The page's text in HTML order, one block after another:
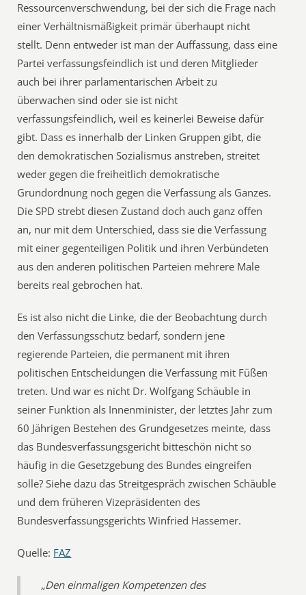
Ressourcenverschwendung, bei der sich die Frage nach
einer Verhältnismäßigkeit primär überhaupt nicht
stellt. Denn entweder ist man der Auffassung, dass eine
Partei verfassungsfeindlich ist und deren Mitglieder
auch bei ihrer parlamentarischen Arbeit zu
überwachen sind oder sie ist nicht
verfassungsfeindlich, weil es keinerlei Beweise dafür
gibt. Dass es innerhalb der Linken Gruppen gibt, die
den demokratischen Sozialismus anstreben, streitet
weder gegen die freiheitlich demokratische
Grundordnung noch gegen die Verfassung als Ganzes.
Die SPD strebt diesen Zustand doch auch ganz offen
an, nur mit dem Unterschied, dass sie die Verfassung
mit einer gegenteiligen Politik und ihren Verbündeten
aus den anderen politischen Parteien mehrere Male
bereits real gebrochen hat.
Es ist also nicht die Linke, die der Beobachtung durch
den Verfassungsschutz bedarf, sondern jene
regierende Parteien, die permanent mit ihren
politischen Entscheidungen die Verfassung mit Füßen
treten. Und war es nicht Dr. Wolfgang Schäuble in
seiner Funktion als Innenminister, der letztes Jahr zum
60 Jährigen Bestehen des Grundgesetzes meinte, dass
das Bundesverfassungsgericht bitteschön nicht so
häufig in die Gesetzgebung des Bundes eingreifen
solle? Siehe dazu das Streitgespräch zwischen Schäuble
und dem früheren Vizepräsidenten des
Bundesverfassungsgerichts Winfried Hassemer.
Quelle: FAZ
„Den einmaligen Kompetenzen des